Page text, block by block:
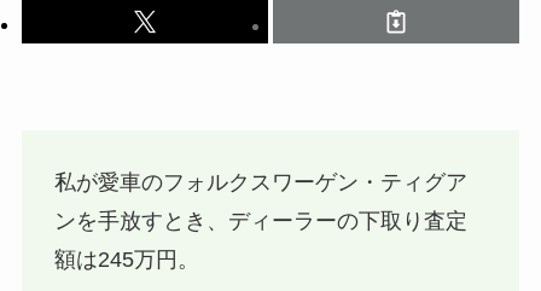
私が愛車のフォルクスワーゲン・ティグア
ンを手放すとき、ディーラーの下取り査定
額は245万円。